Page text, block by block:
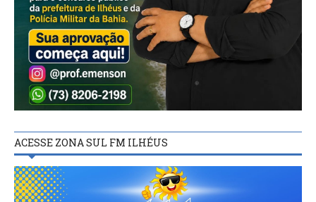
ACESSE ZONA SUL FM ILHÉUS